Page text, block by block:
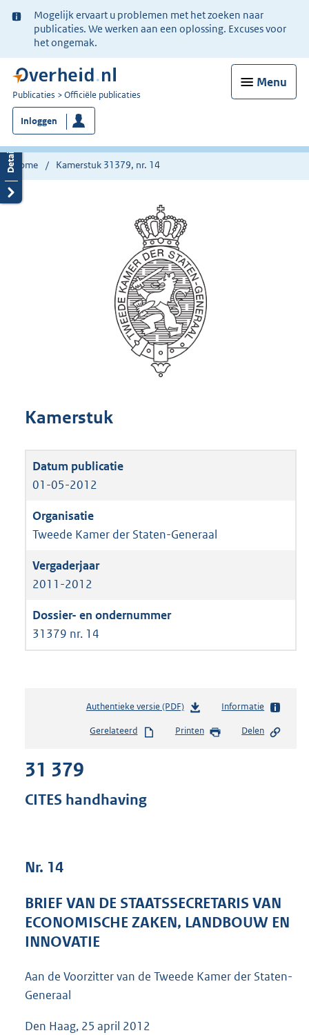
Ter
informatie:
Mogelijk ervaart u problemen met het zoeken naar
publicaties. We werken aan een oplossing. Excuses voor
het ongemak.
Menu
U
bent
nu
hier:
Publicaties Officiële publicaties
Inloggen
Home Kamerstuk 31379, nr. 14
Kamerstuk
01-05-2012
Tweede Kamer der Staten-Generaal
2011-2012
31379 nr. 14
Authentieke versie (PDF)b
s
e
b
Informatie
Gerelateerd Printen Delen
31 379
CITES handhaving
Nr. 14
BRIEF VAN DE STAATSSECRETARIS VAN
ECONOMISCHE ZAKEN, LANDBOUW EN
INNOVATIE
Aan de Voorzitter van de Tweede Kamer der Staten-
Generaal
Den Haag, 25 april 2012